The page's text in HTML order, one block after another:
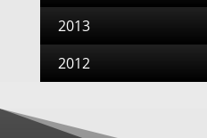
2013
2012